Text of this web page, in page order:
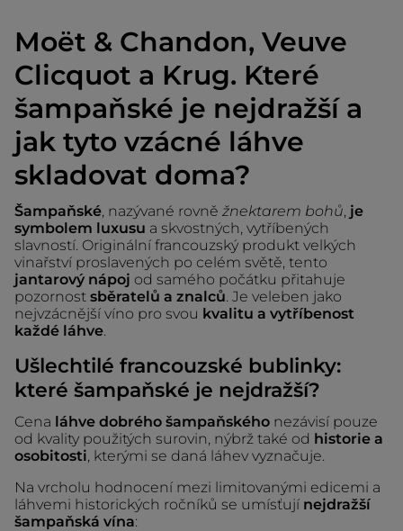
Moët & Chandon, Veuve
Clicquot a Krug. Které
šampaňské je nejdražší a
jak tyto vzácné láhve
skladovat doma?
Šampaňské , nazývané rovně žnektarem bohů je
symbolem luxusu a skvostných, vytříbených
slavností. Originální francouzský produkt velkých
vinařství proslavených po celém světě, tento
jantarový nápoj od samého počátku přitahuje
pozornost sběratelů a znalců. Je veleben jako
nejvzácnější víno pro svou kvalitu a vytříbenost
každé láhve.
Ušlechtilé francouzské bublinky:
které šampaňské je nejdražší?
Cena láhve dobrého šampaňského nezávisí pouze
od kvality použitých surovin, nýbrž také od historie a
osobitosti , kterými se daná láhev vyznačuje.
Na vrcholu hodnocení mezi limitovanými edicemi a
láhvemi historických ročníků se umísťují nejdražší
šampaňská vína: